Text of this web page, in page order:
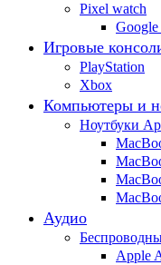
Pixel watch
Игровые
PlayStation
Xbox
Компьютеры и
Ноутбуки
Аудио
Apple